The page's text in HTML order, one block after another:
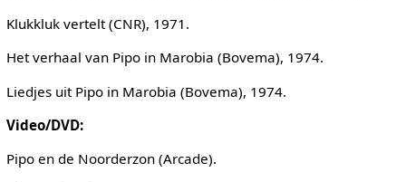
Klukkluk vertelt (CNR), 1971.
Het verhaal van Pipo in Marobia (Bovema), 1974.
Liedjes uit Pipo in Marobia (Bovema), 1974.
Video/DVD:
Pipo en de Noorderzon (Arcade).